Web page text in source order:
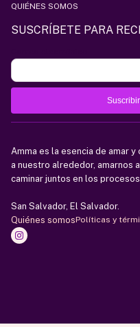
QUIÉNES SOMOS
SUSCRÍBETE PARA
Amma es la esencia de amar
a nuestro alrededor, amarnos
caminar juntos en los
San Salvador, El Salvador.
Quiénes somosPolíticas y